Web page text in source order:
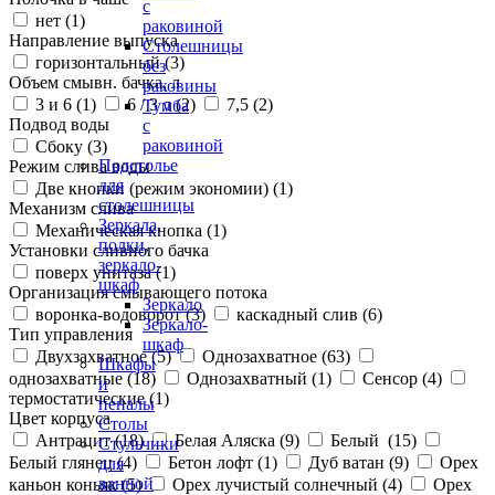
с
раковиной
Столешницы
без
раковины
Тумба
с
раковиной
Подстолье
для
столешницы
Зеркала,
полки,
зеркало-
шкаф
Зеркало
Зеркало-
шкаф
Шкафы
и
пеналы
Столы
Стульчики
для
ванной
нет (1)
Направление выпуска
горизонтальный (3)
Объем смывн. бачка, л
3 и 6 (1) 6 / 3 л (2) 7,5 (2)
Подвод воды
Сбоку (3)
Режим слива воды
Две кнопки (режим экономии) (1)
Механизм слива
Механическая кнопка (1)
Установки сливного бачка
поверх унитаза (1)
Организация смывающего потока
воронка-водоворот (3) каскадный слив (6)
Тип управления
Двухзахватное (5) Однозахватное (63)
однозахватные (18) Однозахватный (1) Сенсор (4)
термостатические (1)
Цвет корпуса
Антрацит (18) Белая Аляска (9) Белый (15)
Белый глянец (4) Бетон лофт (1) Дуб ватан (9)
Орех
каньон коньяк (5) Орех лучистый солнечный (4)
Орех